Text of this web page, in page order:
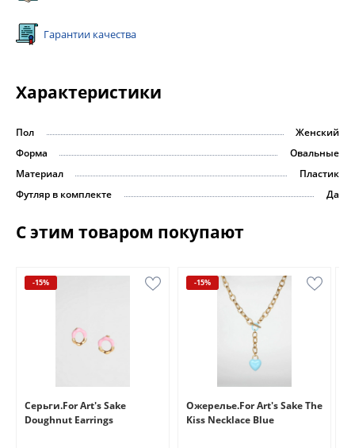
Гарантии качества
Характеристики
Пол
Женский
Форма
Овальные
Материал
Пластик
Футляр в комплекте
Да
С этим товаром покупают
-15%
Серьги.For Art's Sake
Doughnut Earrings
-15%
Ожерелье.For Art's Sake The
Kiss Necklace Blue